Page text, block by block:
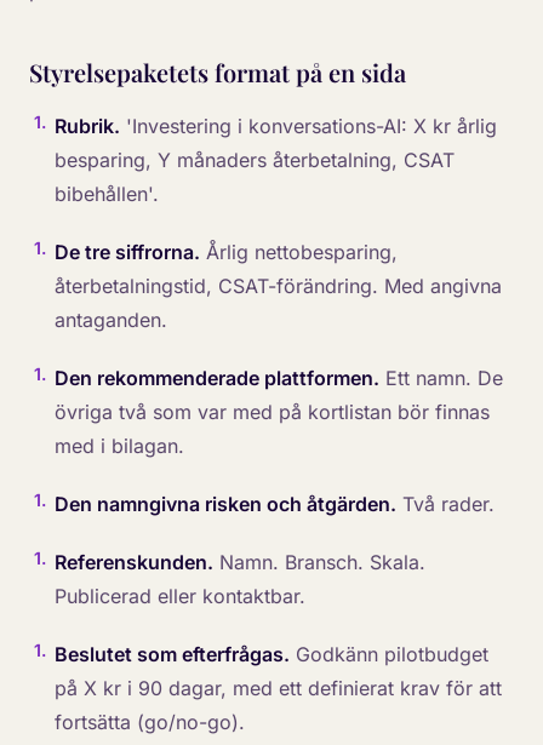
Styrelsepaketets format på en sida
1. Rubrik. 'Investering i konversations-AI: X kr årlig
besparing, Y månaders återbetalning, CSAT
bibehållen'.
1. De tre siffrorna. Årlig nettobesparing,
återbetalningstid, CSAT-förändring. Med angivna
antaganden.
1. Den rekommenderade plattformen. Ett namn. De
övriga två som var med på kortlistan bör finnas
med i bilagan.
1. Den namngivna risken och åtgärden. Två rader.
1. Referenskunden. Namn. Bransch. Skala.
Publicerad eller kontaktbar.
1. Beslutet som efterfrågas. Godkänn pilotbudget
på X kr i 90 dagar, med ett definierat krav för att
fortsätta (go/no-go).